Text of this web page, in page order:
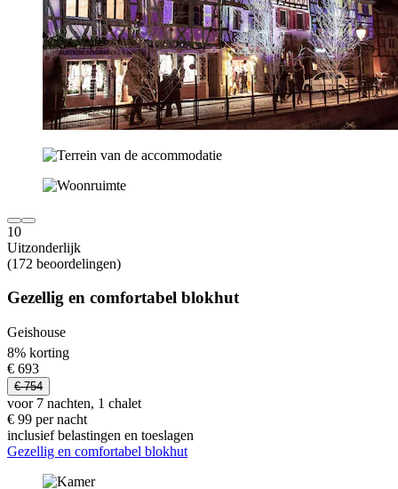
10
Uitzonderlijk
(172 beoordelingen)
Gezellig en comfortabel blokhut
Geishouse
8% korting
€ 693
€ 754
voor 7 nachten, 1 chalet
€ 99 per nacht
inclusief belastingen en toeslagen
Gezellig en comfortabel blokhut